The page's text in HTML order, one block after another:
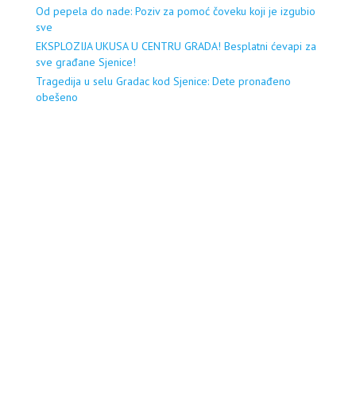
Od pepela do nade: Poziv za pomoć čoveku koji je izgubio
sve
EKSPLOZIJA UKUSA U CENTRU GRADA! Besplatni ćevapi za
sve građane Sjenice!
Tragedija u selu Gradac kod Sjenice: Dete pronađeno
obešeno